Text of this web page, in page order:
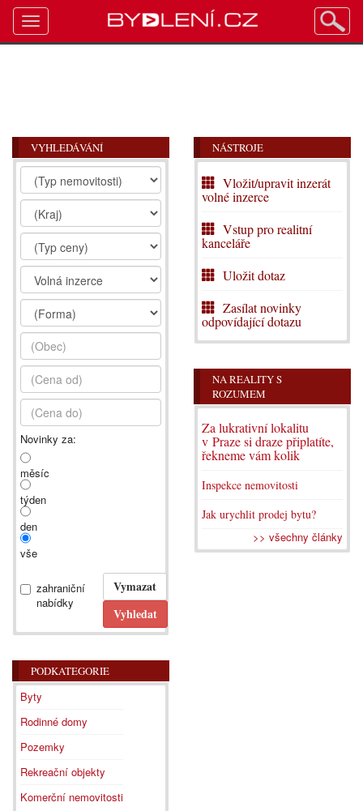
VYHLEDÁVÁNÍ
Novinky za:
měsíc
týden
den
vše
zahraniční
nabídky
PODKATEGORIE
Byty
Rodinné domy
Pozemky
Rekreační objekty
Komerční nemovitosti
NÁSTROJE
Vložit/upravit inzerát
volné inzerce
Vstup pro realitní
kanceláře
Uložit dotaz
Zasílat novinky
odpovídající dotazu
NA REALITY S
ROZUMEM
Za lukrativní lokalitu
v Praze si draze připlatíte,
řekneme vám kolik
Inspekce nemovitosti
Jak urychlit prodej bytu?
>> všechny články
Toggle
navigation